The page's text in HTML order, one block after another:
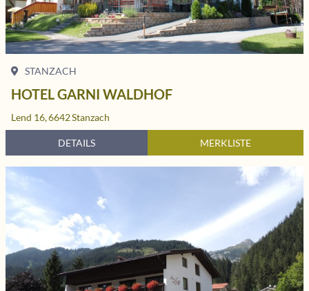
STANZACH
HOTEL GARNI WALDHOF
Lend 16,6642Stanzach
DETAILS MERKLISTE